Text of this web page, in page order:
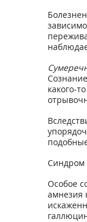
какого-
Синдром
Особое
амнезия